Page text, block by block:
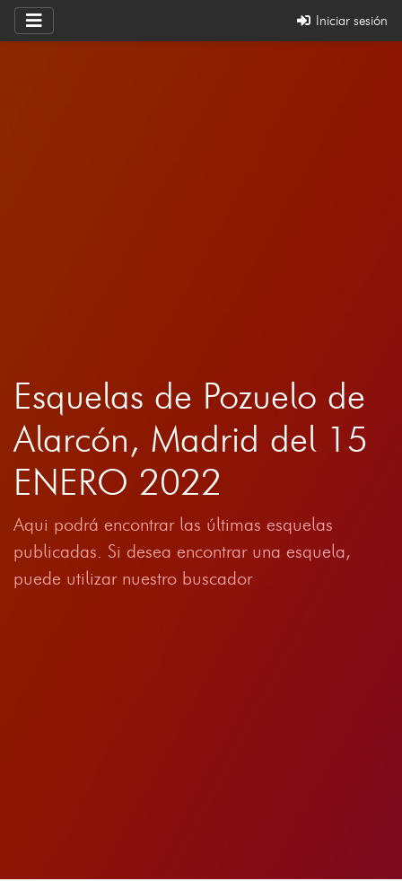
Iniciar sesión
Esquelas de Pozuelo de
Alarcón, Madrid del 15
ENERO 2022
Aqui podrá encontrar las últimas esquelas
publicadas. Si desea encontrar una esquela,
puede utilizar nuestro buscador